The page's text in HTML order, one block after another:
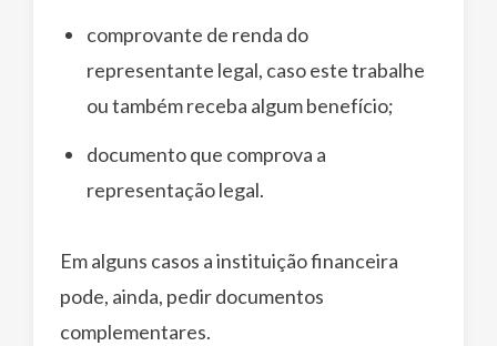
comprovante de renda do
representante legal, caso este trabalhe
ou também receba algum benefício;
documento que comprova a
representação legal.
Em alguns casos a instituição financeira
pode, ainda, pedir documentos
complementares.